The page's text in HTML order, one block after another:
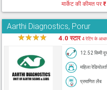
मार्केट की कीमत पर
Aarthi Diagnostics, Porur
★★★★ 4.0 स्टार4 रेटिंग के
12.52 किमी
महिला
प्रमाणित लैब